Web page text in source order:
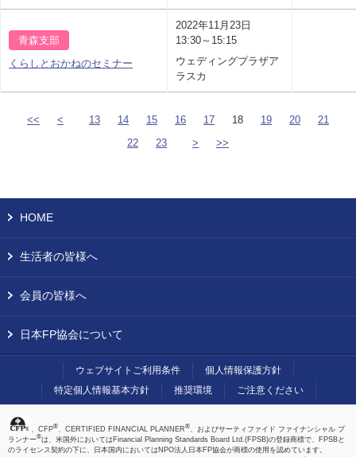
青森支部
くらしとおかねのセミナー
2022年11月23日
13:30～15:15
ウェディングプラザア
ラスカ
<< < 13 14 15 16 17 18 19 20
21
22
23 > >>
HOME
生活者の皆様へ
会員の皆様へ
日本FP協会について
ウェブサイトご利用条件
個人情報保護方針
特定個人情報基本方針
推奨環境 ご注意ください
、CFP®、CERTIFIED FINANCIAL PLANNER®、およびサーティファイド ファイナンシャル プ
ランナー®は、米国外においてはFinancial Planning Standards Board Ltd.(FPSB)の登録商標で、FPSBと
のライセンス契約の下に、日本国内においてはNPO法人日本FP協会が商標の使用を認めています。